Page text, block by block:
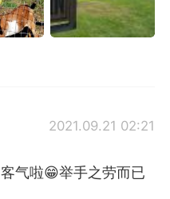
2021.09.21 02:21
客气啦😁举手之劳而已